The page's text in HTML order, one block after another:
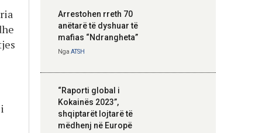
Arrestohen rreth 70
anëtarë të dyshuar të
mafias “Ndrangheta”
Nga ATSH
“Raporti global i
Kokainës 2023”,
shqiptarët lojtarë të
mëdhenj në Europë